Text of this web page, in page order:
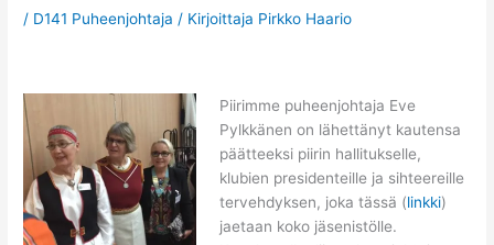
/ D141 Puheenjohtaja / Kirjoittaja Pirkko Haario
Piirimme puheenjohtaja Eve
Pylkkänen on lähettänyt kautensa
päätteeksi piirin hallitukselle,
klubien presidenteille ja sihteereille
tervehdyksen, joka tässä (linkki)
jaetaan koko jäsenistölle.